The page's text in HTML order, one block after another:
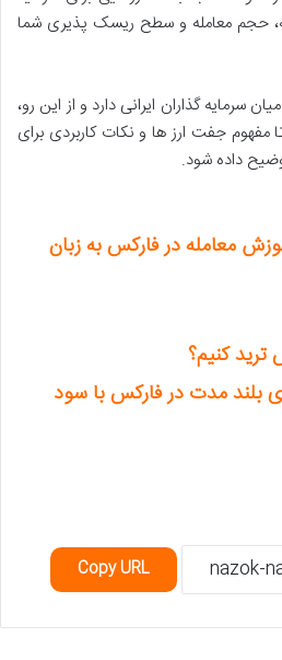
حجم معامله و سطح ریسک پذیری شما
سرمایه گذاران ایرانی دارد و از این رو،
جفت ارز ها و نکات کاربردی برای
داده شود.
معامله در فارکس به زبان
ترید کنیم؟
بلند مدت در فارکس با سود
Copy URL